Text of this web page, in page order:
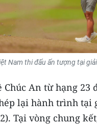
núi phía Bắc
Nam thi đấu ấn tượng tại
Chúc An từ hạng 23
lại hành trình tại
Tại vòng chung